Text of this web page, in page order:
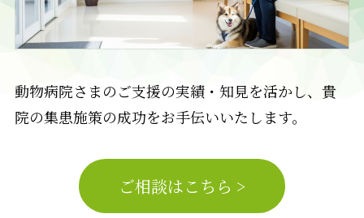
動物病院さまのご支援の実績・知見を活かし、貴
院の集患施策の成功をお手伝いいたします。
ご相談はこちら >